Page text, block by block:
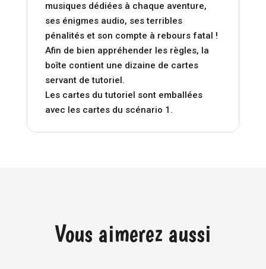
musiques dédiées à chaque aventure,
ses énigmes audio, ses terribles
pénalités et son compte à rebours fatal !
Afin de bien appréhender les règles, la
boîte contient une dizaine de cartes
servant de tutoriel.
Les cartes du tutoriel sont emballées
avec les cartes du scénario 1.
Vous aimerez aussi